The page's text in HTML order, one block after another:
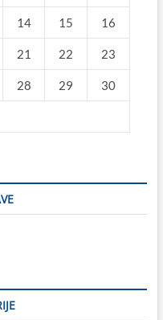
14 15 16
21 22 23
28 29 30